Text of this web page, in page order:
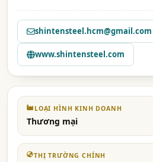
shintensteel.hcm@gmail.com
www.shintensteel.com
LOẠI HÌNH KINH DOANH
Thương mại
THỊ TRƯỜNG CHÍNH